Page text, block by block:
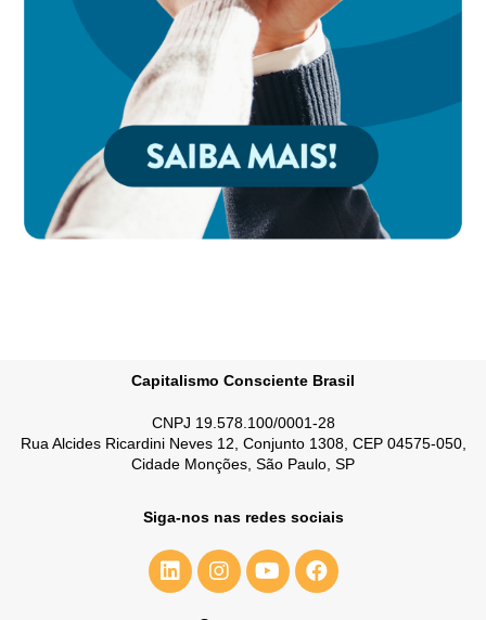
Capitalismo Consciente Brasil
CNPJ 19.578.100/0001-28
Rua Alcides Ricardini Neves 12, Conjunto 1308, CEP 04575-050,
Cidade Monções, São Paulo, SP
Siga-nos nas redes sociais